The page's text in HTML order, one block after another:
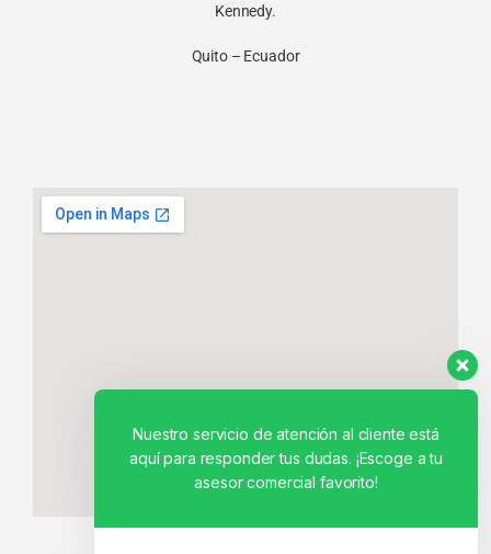
Kennedy.
Quito – Ecuador
Nuestro servicio de atención al cliente está
aquí para responder tus dudas. ¡Escoge a tu
asesor comercial favorito!